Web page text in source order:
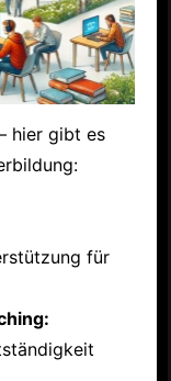
hier gibt es
für